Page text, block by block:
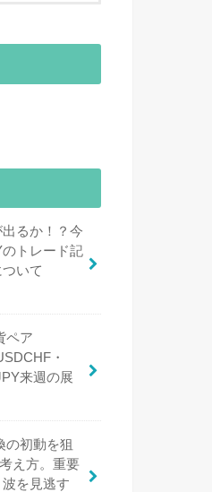
るか！？今
トレード記
いて
ペア
・
来週の展
の初動を狙
え方。重要
を見逃す